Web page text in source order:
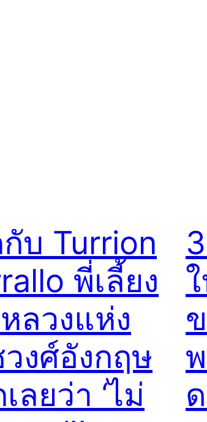
บ Turrion
พี่เลี้ยง
ลวงแห่ง
งศ์อังกฤษ
ลยว่า ‘ไม่